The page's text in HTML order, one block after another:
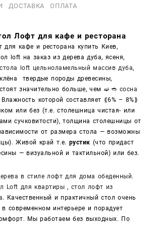
ДОСТАВКА ОПЛАТА
Лофт для кафе и ресторана
для кафе и ресторана купить Киев,
loft на заказ из дерева дуба, ясеня,
стола loft цельноламельный массив дуба,
твердые породы древесины,
значительно больше, чем ➫ ➬ сосна
которой составляет ⟪6% – 8%⟫
или без (т.е. столешница чистая- или
сучковитости), толщина столешницы от
от размера стола — возможны
Живой край т.е. рустик (что придаст
— визуальной и тактильной) или без.
в стиле лофт для дома обеденный.
Loft для квартиры , стол лофт из
. Качественный и практичный стол очень
современном интерьере и порадует
Мы работаем без выходных. По